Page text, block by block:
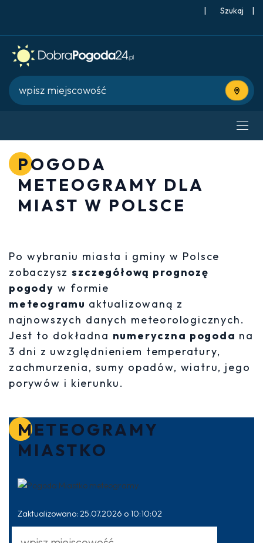
| |
Użyj
POGODA
METEOGRAMY DLA
MIAST W POLSCE
Po wybraniu miasta i gminy w Polsce
zobaczyszszczegółową prognozę
pogody w formie
meteogramu aktualizowaną z
najnowszych danych meteorologicznych.
Jest to dokładna numeryczna pogoda na
3 dni z uwzględnieniem temperatury,
zachmurzenia, sumy opadów, wiatru, jego
porywów i kierunku.
METEOGRAMY
MIASTKO
Zaktualizowano: 25.07.2026 o 10:10:02